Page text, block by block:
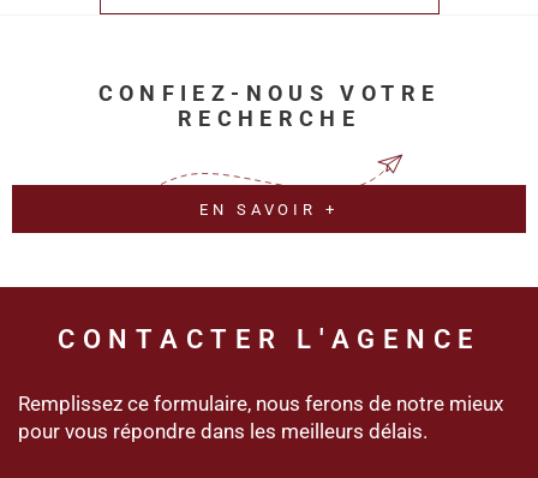
CONFIEZ-NOUS VOTRE
RECHERCHE
EN SAVOIR +
CONTACTER L'AGENCE
Remplissez ce formulaire, nous ferons de notre mieux
pour vous répondre dans les meilleurs délais.